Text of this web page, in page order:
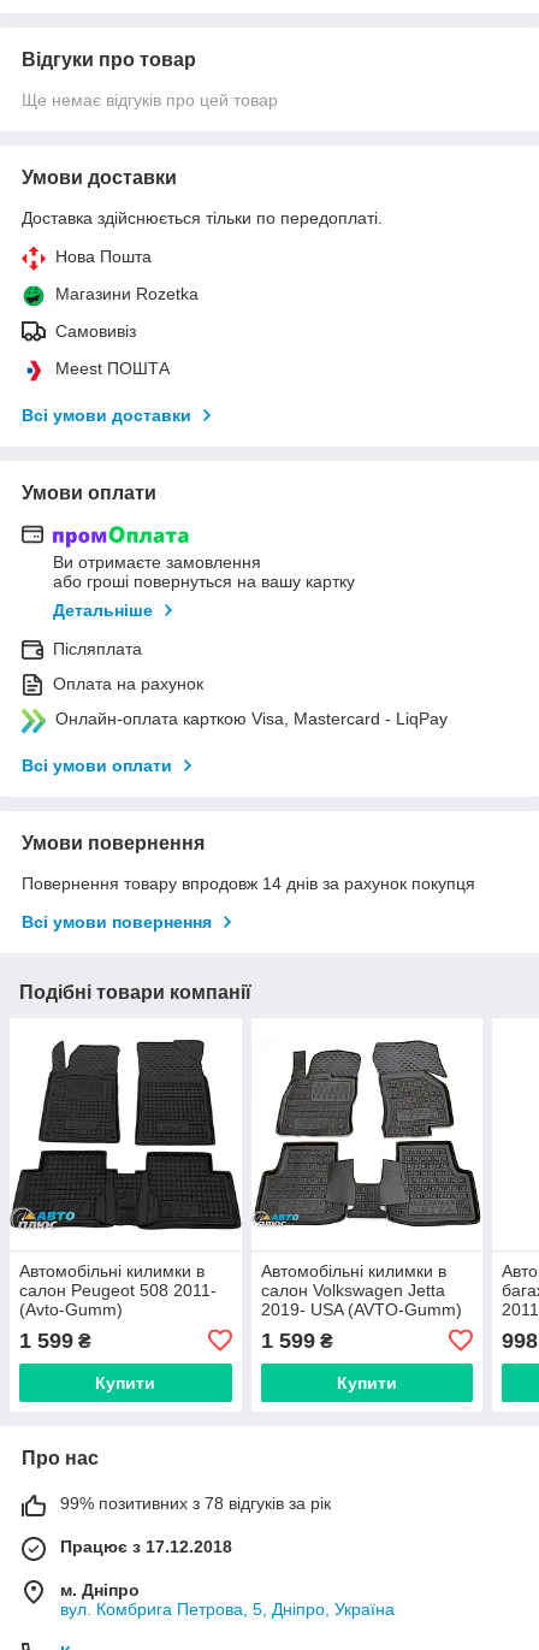
Відгуки про товар
Ще немає відгуків про цей товар
Умови доставки
Доставка здійснюється тільки по передоплаті.
Нова Пошта
Магазини Rozetka
Самовивіз
Meest ПОШТА
Всі умови доставки
Умови оплати
Ви отримаєте замовлення
або гроші повернуться на вашу картку
Детальніше
Післяплата
Оплата на рахунок
Онлайн-оплата карткою Visa, Mastercard - LiqPay
Всі умови оплати
Умови повернення
Повернення товару впродовж 14 днів за рахунок покупця
Всі умови повернення
Подібні товари компанії
Автомобільні килимки в
салон Peugeot 508 2011-
(Avto-Gumm)
1 599 ₴
Купити
Автомобільні килимки в
салон Volkswagen Jetta
2019- USA (AVTO-Gumm)
1 599₴
Купити
998
Про нас
99% позитивних з 78 відгуків за рік
Працює з 17.12.2018
м. Дніпро
вул. Комбрига Петрова, 5, Дніпро, Україна